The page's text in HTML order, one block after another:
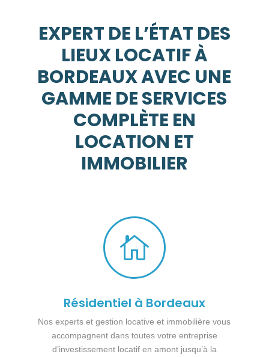
EXPERT DE L’ÉTAT DES
LIEUX LOCATIF À
BORDEAUX AVEC UNE
GAMME DE SERVICES
COMPLÈTE EN
LOCATION ET
IMMOBILIER

Résidentiel à Bordeaux
Nos experts et gestion locative et immobilière vous
accompagnent dans toutes votre entreprise
d’investissement locatif en amont jusqu’à la